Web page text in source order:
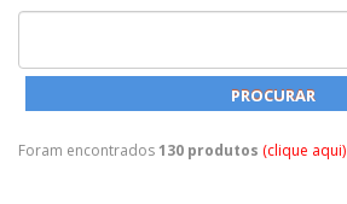
Foram encontrados130 produtos (clique aqui)